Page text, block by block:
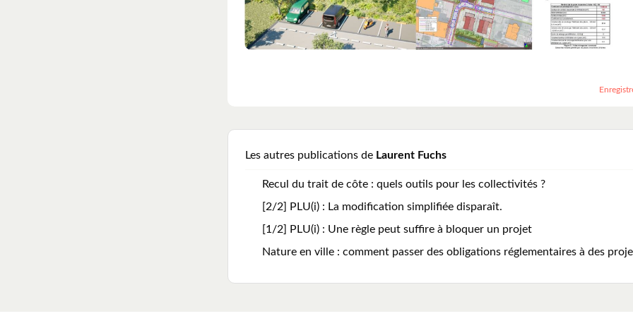
Les autres publications de Laurent Fuchs
Recul du trait de côte : quels outils pour les collectivités ?
[2/2] PLU(i) : La modification simplifiée disparaît.
[1/2] PLU(i) : Une règle peut suffire à bloquer un projet
Nature en ville : comment passer des obligations réglementaires à des